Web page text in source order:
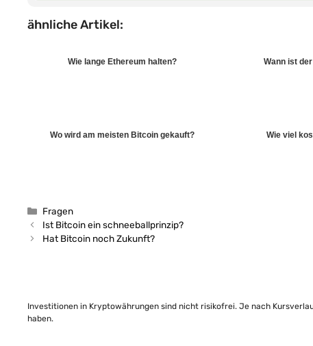
ähnliche Artikel:
Wie lange Ethereum halten? Wann ist
Wo wird am meisten Bitcoin gekauft? Wie viel
Kategorien
Fragen
Ist Bitcoin ein schneeballprinzip?
Hat Bitcoin noch Zukunft?
Investitionen in Kryptowährungen sind nicht risikofrei. Je nach
haben.